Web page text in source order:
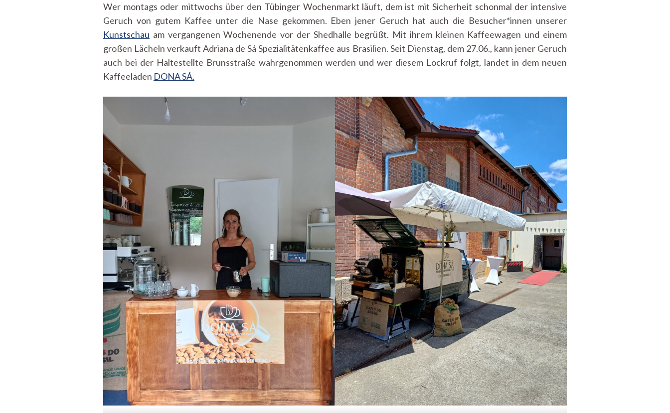
Wer montags oder mittwochs über den Tübinger Wochenmarkt läuft, dem ist mit Sicherheit schonmal der intensive
Geruch von gutem Kaffee unter die Nase gekommen. Eben jener Geruch hat auch die Besucher*innen unserer
Kunstschau am vergangenen Wochenende vor der Shedhalle begrüßt. Mit ihrem kleinen Kaffeewagen und einem
großen Lächeln verkauft Adriana de Sá Spezialitätenkaffee aus Brasilien. Seit Dienstag, dem 27.06., kann jener Geruch
auch bei der Haltestellte Brunsstraße wahrgenommen werden und wer diesem Lockruf folgt, landet in dem neuen
Kaffeeladen DONA SÁ.